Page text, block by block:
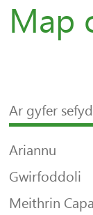
Map
Ar gyfer
Ariannu
Gwirfoddoli
Meithrin